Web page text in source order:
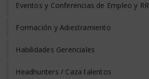
Eventos y Conferencias de Empleo y
Formación y Adiestramiento
Habilidades Gerenciales
Headhunters / Caza talentos